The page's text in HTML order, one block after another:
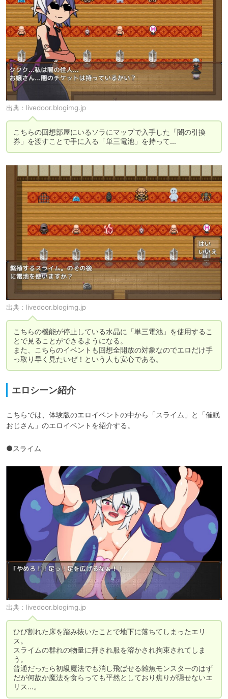
出典： livedoor.blogimg.jp
こちらの回想部屋にいるソラにマップで入手した「闇の引換
券」を渡すことで手に入る「単三電池」を持って…
出典： livedoor.blogimg.jp
こちらの機能が停止している水晶に「単三電池」を使用するこ
とで見ることができるようになる。
また、こちらのイベントも回想全開放の対象なのでエロだけ手
っ取り早く見たいぜ！という人も安心である。
エロシーン紹介
こちらでは、体験版のエロイベントの中から「スライム」と「催眠
おじさん」のエロイベントを紹介する。
●スライム
出典： livedoor.blogimg.jp
ひび割れた床を踏み抜いたことで地下に落ちてしまったエリ
ス。
スライムの群れの物量に押され服を溶かされ拘束されてしま
う。
普通だったら初級魔法でも消し飛ばせる雑魚モンスターのはず
だが何故か魔法を食らっても平然としており焦りが隠せないエ
リス…。